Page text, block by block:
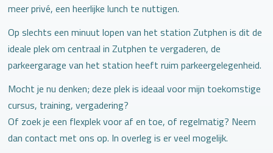
meer privé, een heerlijke lunch te nuttigen.
Op slechts een minuut lopen van het station Zutphen is dit de
ideale plek om centraal in Zutphen te vergaderen, de
parkeergarage van het station heeft ruim parkeergelegenheid.
Mocht je nu denken; deze plek is ideaal voor mijn toekomstige
cursus, training, vergadering?
Of zoek je een flexplek voor af en toe, of regelmatig? Neem
dan contact met ons op. In overleg is er veel mogelijk.